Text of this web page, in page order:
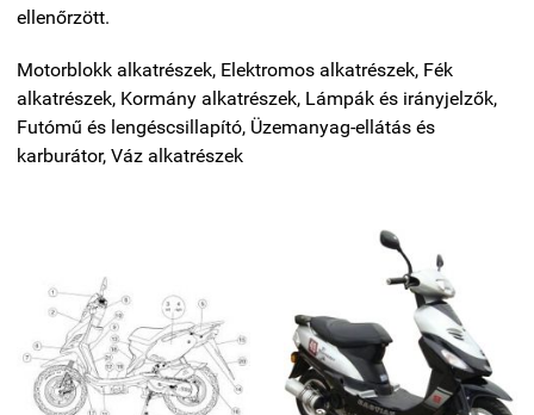
ellenőrzött.
Motorblokk alkatrészek, Elektromos alkatrészek, Fék
alkatrészek, Kormány alkatrészek, Lámpák és irányjelzők,
Futómű és lengéscsillapító, Üzemanyag-ellátás és
karburátor, Váz alkatrészek